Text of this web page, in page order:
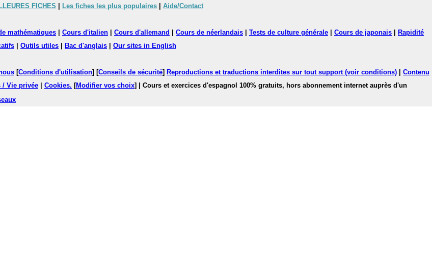
FICHES Les fiches les plus populaires Aide/Contact
mathématiques Cours d'italien Cours d'allemand Cours de néerlandais Tests de culture générale Cours de japonais
Rapidité
Outils utiles Bac d'anglais Our sites in English
[Conditions d'utilisation] [Conseils de sécurité] Reproductions et traductions interdites sur tout support (voir conditions)
Contenu
/ Vie privée Cookies. [Modifier vos choix]
| Cours et exercices d'espagnol 100% gratuits, hors abonnement internet auprès d'un